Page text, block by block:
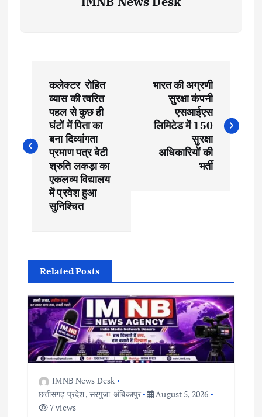
s
t
g
a
t
कलेक्टर रोहित
व्यास की त्वरित
पहल से कुछ ही
घंटों में पिता का
बना दिव्यांगता
प्रमाण पत्र बेटी
श्रुति लकड़ा का
एकलव्य विद्यालय
में प्रवेश हुआ
सुनिश्चित
भारत की अग्रणी
सुरक्षा कंपनी
एसआईएस
लिमिटेड में 150
सुरक्षा
अधिकारियों की
भर्ती
Related Posts
IMNB News Desk
छत्तीसगढ़ प्रदेश, सरगुजा-अंबिकापुर
August 5, 2026
7 views